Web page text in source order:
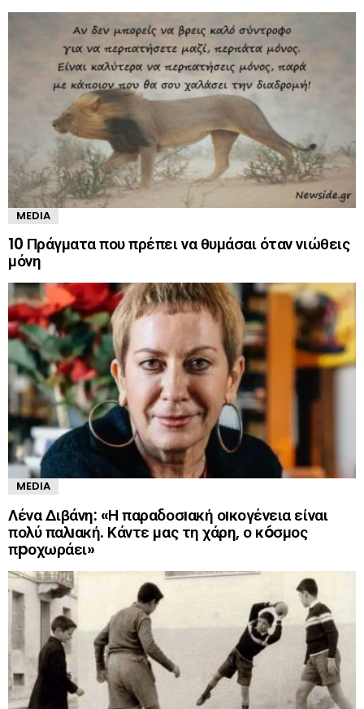
MEDIA
10 Πράγματα που πρέπει να θυμάσαι όταν νιώθεις
μόνη
MEDIA
Λένα Διβάνη: «Η παραδοσıακή οıκογένεια είναι
πολύ παλıακή. Κάντε μας τη χάρη, ο κóσμος
πpοχωράει»